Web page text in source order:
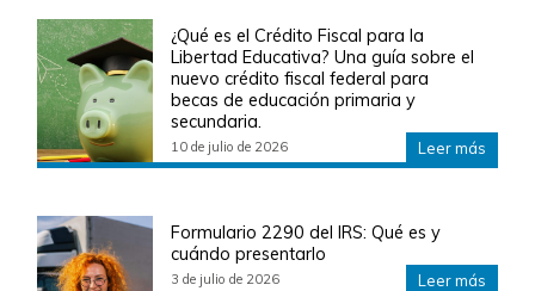
¿Qué es el Crédito Fiscal para la
Libertad Educativa? Una guía sobre el
nuevo crédito fiscal federal para
becas de educación primaria y
secundaria.
10 de julio de 2026 Leer más
Formulario 2290 del IRS: Qué es y
cuándo presentarlo
3 de julio de 2026 Leer más